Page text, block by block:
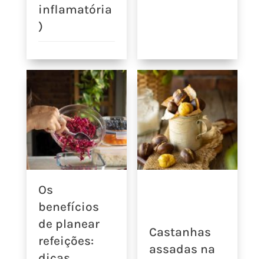
inflamatória
)
Os
benefícios
de planear
refeições:
Castanhas
assadas na